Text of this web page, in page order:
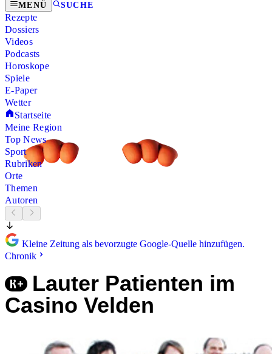
MENÜ SUCHE
Rezepte
Dossiers
Videos
Podcasts
Horoskope
Spiele
E-Paper
Wetter
Startseite
Meine Region
Top News
Sport
Rubriken
Orte
Themen
Autoren
Kleine Zeitung als bevorzugte Google-Quelle hinzufügen.
Chronik
Lauter Patienten im
Casino Velden